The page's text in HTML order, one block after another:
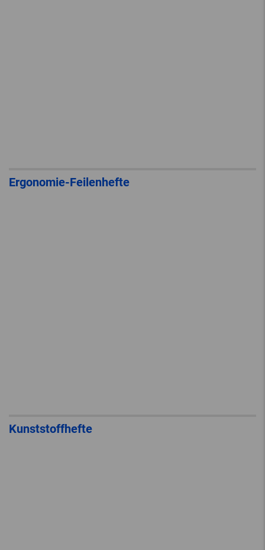
Ergonomie-Feilenhefte
Kunststoffhefte